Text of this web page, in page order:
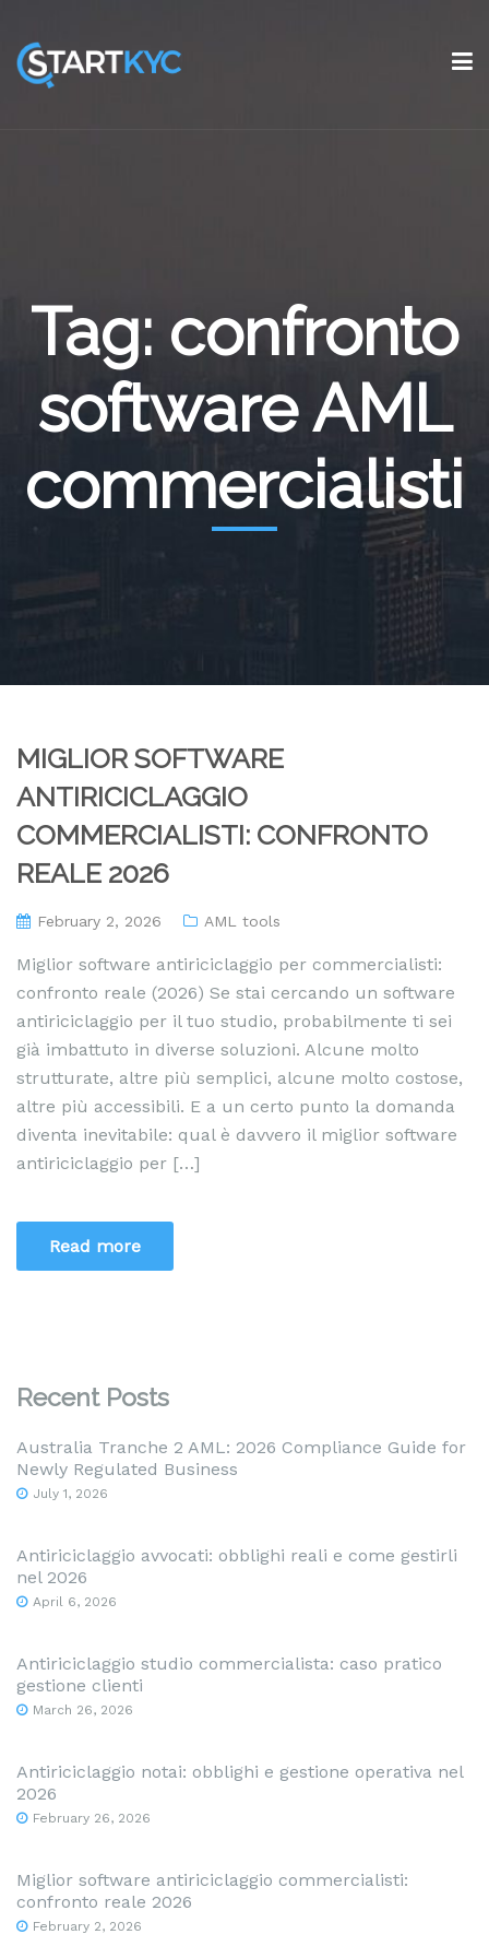
Tag: confronto
software AML
commercialisti
MIGLIOR SOFTWARE
ANTIRICICLAGGIO
COMMERCIALISTI: CONFRONTO
REALE 2026
February 2, 2026 AML tools
Miglior software antiriciclaggio per commercialisti:
confronto reale (2026) Se stai cercando un software
antiriciclaggio per il tuo studio, probabilmente ti sei
già imbattuto in diverse soluzioni. Alcune molto
strutturate, altre più semplici, alcune molto costose,
altre più accessibili. E a un certo punto la domanda
diventa inevitabile: qual è davvero il miglior software
antiriciclaggio per […]
Read more
Recent Posts
Australia Tranche 2 AML: 2026 Compliance Guide for
Newly Regulated Business
July 1, 2026
Antiriciclaggio avvocati: obblighi reali e come gestirli
nel 2026
April 6, 2026
Antiriciclaggio studio commercialista: caso pratico
gestione clienti
March 26, 2026
Antiriciclaggio notai: obblighi e gestione operativa nel
2026
February 26, 2026
Miglior software antiriciclaggio commercialisti:
confronto reale 2026
February 2, 2026